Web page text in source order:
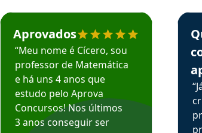
em depoimento
Estudante Cicero recomenda o Aprova Concursos
Aprovados
“Meu nome é Cícero, sou
professor de Matemática
e há uns 4 anos que
estudo pelo Aprova
Concursos! Nos últimos
3 anos conseguir ser